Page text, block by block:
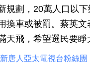
規劃，20萬人口以
換車或被罰。蔡英
天飛，希望選民要睜
新唐人亞太電視台粉絲團